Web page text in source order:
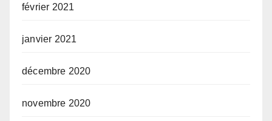
février 2021
janvier 2021
décembre 2020
novembre 2020